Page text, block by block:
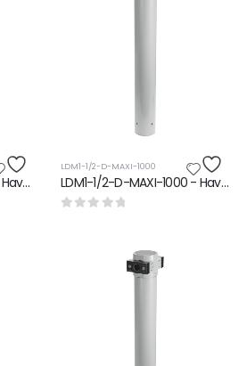
LDM1-1/2-D-MAXI-600 - Hava Kurutucu
LDM1-1/2-D-MAXI-1000
LDM1-1/2-D-MAXI-1000 - Hava Kurutucu